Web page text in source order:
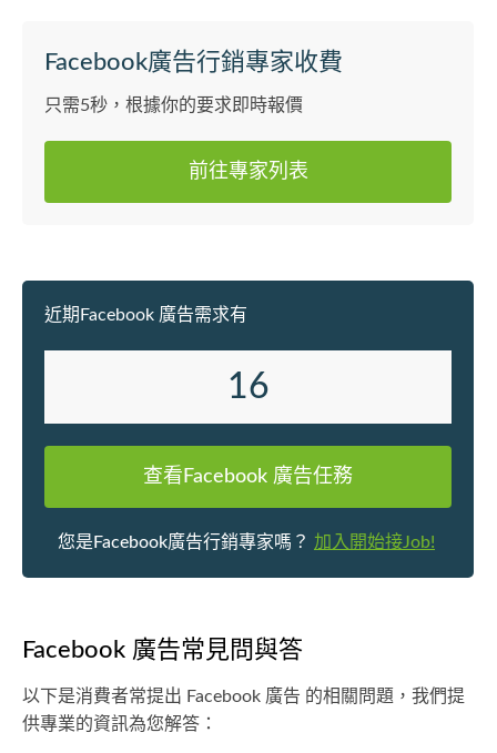
我用我的設計和藝術為他們打造了一
個高端、時尚、優雅的品牌形象。從
設計師到管理層，我一直堅持我的初
的生活。 我從香港藝術學院畢業後，
就沒有停止過學習和探索。我對各種
可以讓我更好地表達我的想法和情
戶的需求和期望。 這就是我的故事，
一個數碼總監，也是一個藝術家的故
事。如果您想了解更多關於我的工作
和作品，歡迎您訪問我的個人網站或
者關注我的社交媒體。謝謝您的關注
Facebook廣告行銷專家收費
只需5秒，根據你的要求即時報價
前往專家列表
近期Facebook 廣告需求有
16
查看Facebook 廣告任務
您是Facebook廣告行銷專家嗎？ 加入開始接Job!
Facebook 廣告常見問與答
以下是消費者常提出 Facebook 廣告 的相關問題，我們提
供專業的資訊為您解答：